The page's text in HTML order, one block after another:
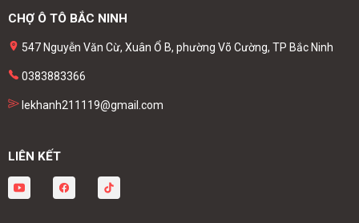
CHỢ Ô TÔ BẮC NINH
547 Nguyễn Văn Cừ, Xuân Ổ B, phường Võ Cường, TP Bắc Ninh
0383883366
lekhanh211119@gmail.com
LIÊN KẾT